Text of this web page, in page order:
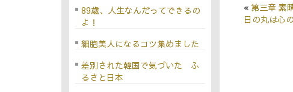
« 第三章 素
日の丸は心
89歳、人生なんだってできるの
よ！
細胞美人になるコツ集めました
差別された韓国で気づいた ふ
るさと日本